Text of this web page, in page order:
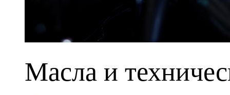
Масла и